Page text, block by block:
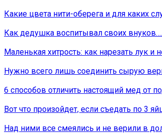
Какие цвета нити-оберега и для каких
Как дедушка воспитывал своих внуков….
Маленькая хитрость: как нарезать лук и
Нужно всего лишь соединить сырую
6 способов отличить настоящий мед от
Вот что произойдет, если съедать по 3
Над ними все смеялись и не верили в